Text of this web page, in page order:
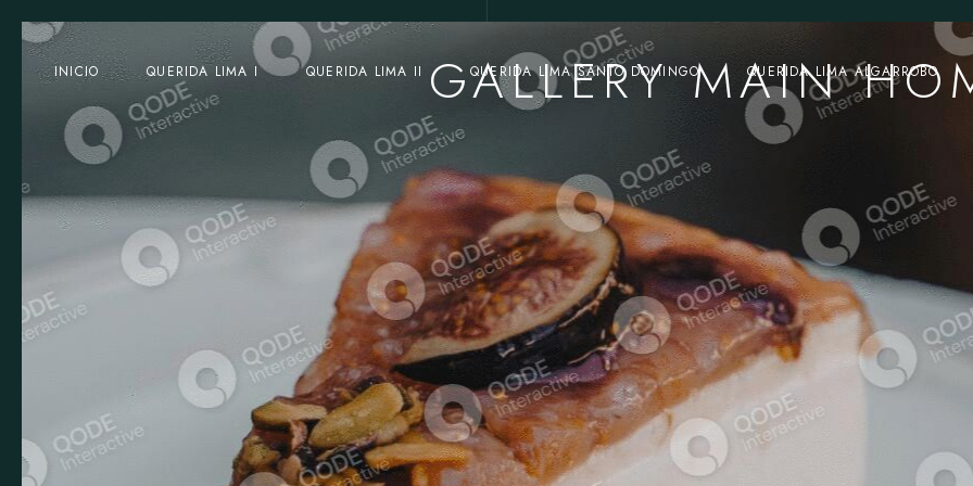
INICIO QUERIDA LIMA I QUERIDA LIMA II QUERIDA LIMA SANTO DOMINGO QUERIDA LIMA ALGARROBO
GALLERY MAIN